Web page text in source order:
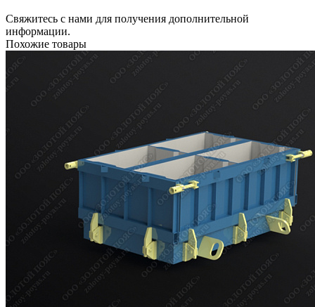
Свяжитесь с нами для получения дополнительной
информации.
Похожие товары